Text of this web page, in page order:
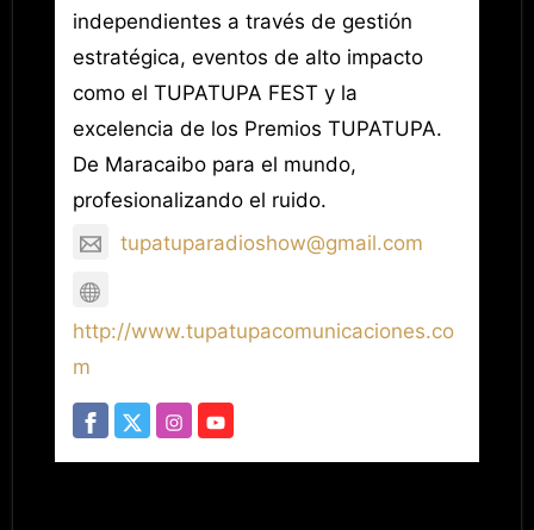
independientes a través de gestión
estratégica, eventos de alto impacto
como el TUPATUPA FEST y la
excelencia de los Premios TUPATUPA.
De Maracaibo para el mundo,
profesionalizando el ruido.
tupatuparadioshow@gmail.com
http://www.tupatupacomunicaciones.co
m